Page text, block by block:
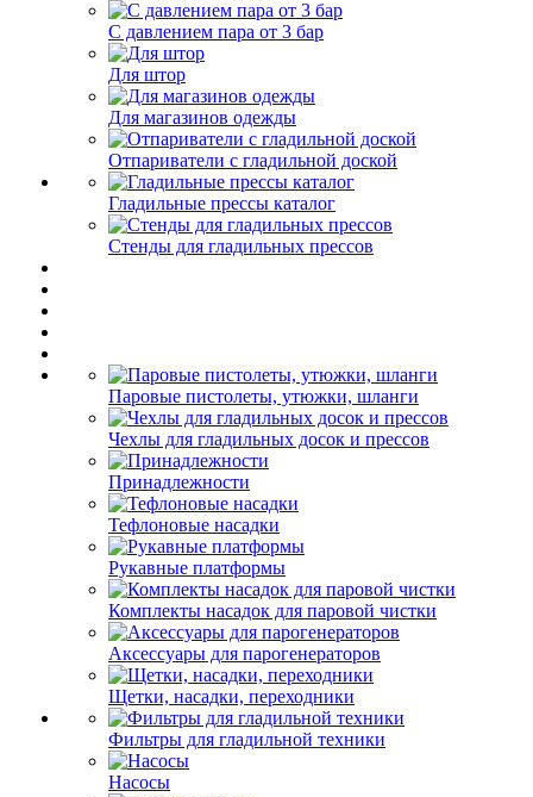
С давлением пара от 3 бар
Для штор
Для магазинов одежды
Отпариватели с гладильной доской
Гладильные прессы каталог
Стенды для гладильных прессов
Паровые пистолеты, утюжки, шланги
Чехлы для гладильных досок и прессов
Принадлежности
Тефлоновые насадки
Рукавные платформы
Комплекты насадок для паровой чистки
Аксессуары для парогенераторов
Щетки, насадки, переходники
Фильтры для гладильной техники
Насосы